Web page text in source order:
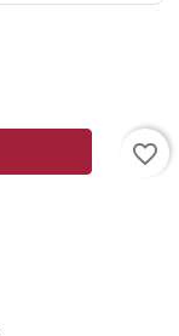
favorite_border